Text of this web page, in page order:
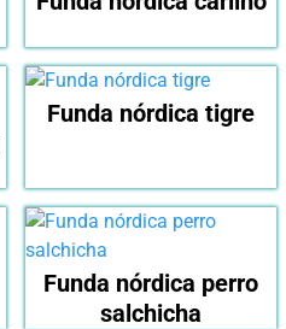
Funda nórdica tigre
Funda nórdica perro
salchicha